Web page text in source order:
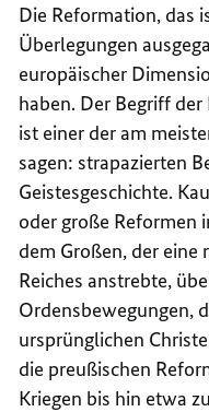
Die Reformation, das
Überlegungen
europäischer
haben. Der Begriff
ist einer der am
sagen: strapazierten
Geistesgeschichte.
oder große Reformen
dem Großen, der eine
Reiches anstrebte,
Ordensbewegungen,
ursprünglichen
die preußischen
Kriegen bis hin etwa